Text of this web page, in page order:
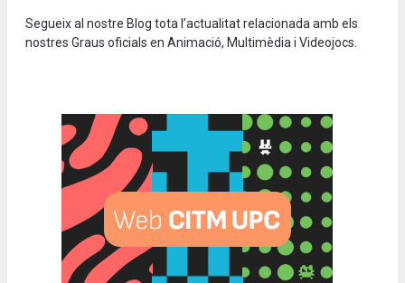
Segueix al nostre Blog tota l’actualitat relacionada amb els
nostres Graus oficials en Animació, Multimèdia i Videojocs.